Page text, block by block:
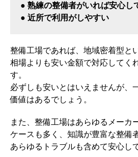
● 熟練の整備者がいれば安心し
● 近所で利用がしやすい
整備工場であれば、地域密着型と
相場よりも安い金額で対応してく
す。
必ずしも安いとはいえませんが、
価値はあるでしょう。
また、整備工場はあらゆるメーカ
ケースも多く、知識が豊富な整備
あらゆるトラブルも含めて安心し